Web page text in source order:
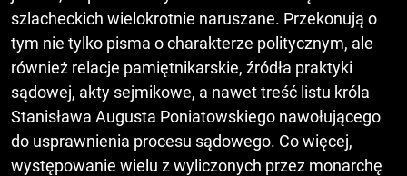
szlacheckich wielokrotnie naruszane. Przekonują o
tym nie tylko pisma o charakterze politycznym, ale
również relacje pamiętnikarskie, źródła praktyki
sądowej, akty sejmikowe, a nawet treść listu króla
Stanisława Augusta Poniatowskiego nawołującego
do usprawnienia procesu sądowego. Co więcej,
występowanie wielu z wyliczonych przez monarchę